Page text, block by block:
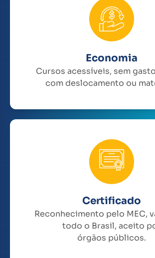
Economia
Cursos acessíveis, sem
com deslocamento ou
Certificado
Reconhecimento pelo MEC,
todo o Brasil, aceito
órgãos públicos.